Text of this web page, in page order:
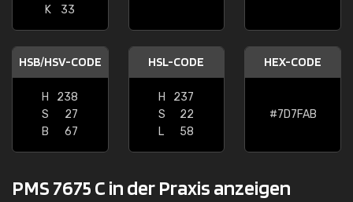
K
33
HSB/HSV-CODE
H
238
S
27
B
67
HSL-CODE
H
237
S
22
L
58
HEX-CODE
#7D7FAB
PMS 7675 C in der Praxis anzeigen